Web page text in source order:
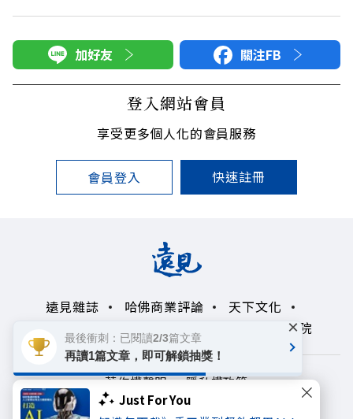
Just For You
加好友 關注FB
登入網站會員
享受更多個人化的會員服務
會員登入 快速註冊
遠見雜誌 哈佛商業評論
天下文化
未來親子學習平台
50+ 領導影響力學院
著作權聲明
隱私權政策
Copyright© 1999~2026
最後衝刺：已閱讀2/3篇文章
再讀1篇文章，即可解鎖抽獎！
×